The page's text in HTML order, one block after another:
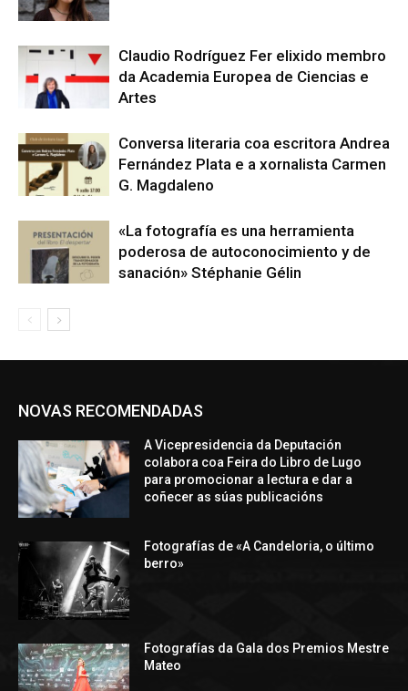
Claudio Rodríguez Fer elixido membro
da Academia Europea de Ciencias e
Artes
Conversa literaria coa escritora Andrea
Fernández Plata e a xornalista Carmen
G. Magdaleno
«La fotografía es una herramienta
poderosa de autoconocimiento y de
sanación» Stéphanie Gélin
NOVAS RECOMENDADAS
A Vicepresidencia da Deputación
colabora coa Feira do Libro de Lugo
para promocionar a lectura e dar a
coñecer as súas publicacións
Fotografías de «A Candeloria, o último
berro»
Fotografías da Gala dos Premios Mestre
Mateo